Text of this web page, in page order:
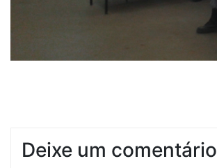
Deixe um comentário